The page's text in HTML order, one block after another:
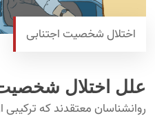
اختلال شخصیت اجتنابی
علل اختلال
روانشناسان معتقدند که